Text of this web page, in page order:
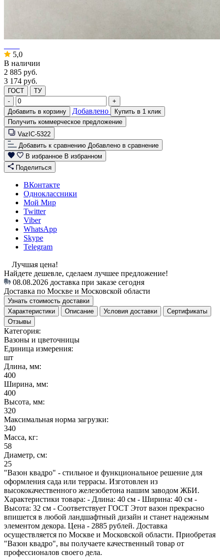
5,0
В наличии
2 885 руб.
3 174 руб.
ГОСТ
ТУ
-
+
Добавить в корзину
Добавлено
Купить в 1 клик
Получить коммерческое предложение
VazIC-5322
Добавить к сравнению Добавлено в сравнение
В избранное В избранном
Поделиться
ВКонтакте
Одноклассники
Мой Мир
Twitter
Viber
WhatsApp
Skype
Telegram
Лучшая цена!
Найдете дешевле, сделаем лучшее предложение!
08.08.2026 доставка при заказе сегодня
Доставка по Москве и Московской области
Узнать стоимость доставки
Характеристики
Описание Условия доставки
Сертификаты
Отзывы
Категория:
Вазоны и цветочницы
Единица измерения:
шт
Длина, мм:
400
Ширина, мм:
400
Высота, мм:
320
Максимальная норма загрузки:
340
Масса, кг:
58
Диаметр, см:
25
"Вазон квадро" - стильное и функциональное решение для
оформления сада или террасы. Изготовлен из
высококачественного железобетона нашим заводом ЖБИ.
Характеристики товара: - Длина: 40 см - Ширина: 40 см -
Высота: 32 см - Соответствует ГОСТ Этот вазон прекрасно
впишется в любой ландшафтный дизайн и станет надежным
элементом декора. Цена - 2885 рублей. Доставка
осуществляется по Москве и Московской области. Приобретая
"Вазон квадро", вы получаете качественный товар от
профессионалов своего дела.